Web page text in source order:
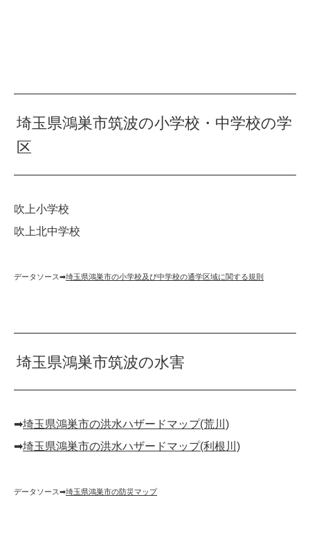
埼玉県鴻巣市筑波の小学校・中学校の学
区
吹上小学校
吹上北中学校
データソース➡︎埼玉県鴻巣市の小学校及び中学校の通学区域に関する規則
埼玉県鴻巣市筑波の水害
➡︎埼玉県鴻巣市の洪水ハザードマップ(荒川)
➡︎埼玉県鴻巣市の洪水ハザードマップ(利根川)
データソース➡︎埼玉県鴻巣市の防災マップ